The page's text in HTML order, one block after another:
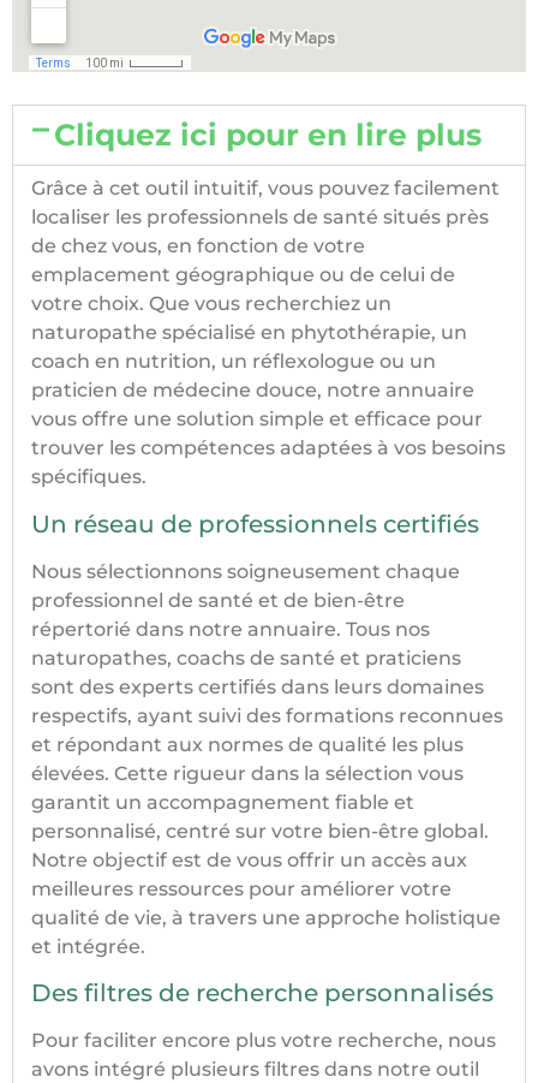
Cliquez ici pour en lire plus
Grâce à cet outil intuitif, vous pouvez facilement
localiser les professionnels de santé situés près
de chez vous, en fonction de votre
emplacement géographique ou de celui de
votre choix. Que vous recherchiez un
naturopathe spécialisé en phytothérapie, un
coach en nutrition, un réflexologue ou un
praticien de médecine douce, notre annuaire
vous offre une solution simple et efficace pour
trouver les compétences adaptées à vos besoins
spécifiques.
Un réseau de professionnels certifiés
Nous sélectionnons soigneusement chaque
professionnel de santé et de bien-être
répertorié dans notre annuaire. Tous nos
naturopathes, coachs de santé et praticiens
sont des experts certifiés dans leurs domaines
respectifs, ayant suivi des formations reconnues
et répondant aux normes de qualité les plus
élevées. Cette rigueur dans la sélection vous
garantit un accompagnement fiable et
personnalisé, centré sur votre bien-être global.
Notre objectif est de vous offrir un accès aux
meilleures ressources pour améliorer votre
qualité de vie, à travers une approche holistique
et intégrée.
Des filtres de recherche personnalisés
Pour faciliter encore plus votre recherche, nous
avons intégré plusieurs filtres dans notre outil